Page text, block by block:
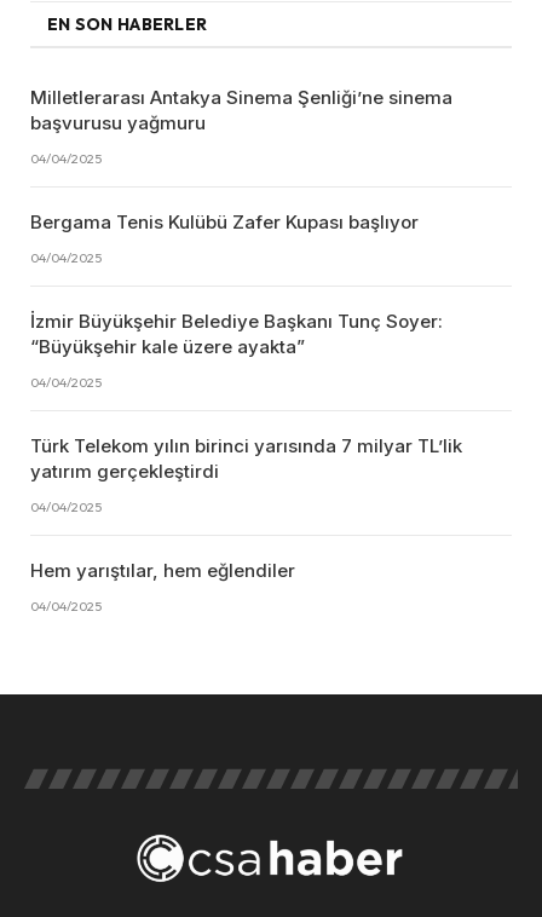
EN SON HABERLER
Milletlerarası Antakya Sinema Şenliği’ne sinema
başvurusu yağmuru
04/04/2025
Bergama Tenis Kulübü Zafer Kupası başlıyor
04/04/2025
İzmir Büyükşehir Belediye Başkanı Tunç Soyer:
“Büyükşehir kale üzere ayakta”
04/04/2025
Türk Telekom yılın birinci yarısında 7 milyar TL’lik
yatırım gerçekleştirdi
04/04/2025
Hem yarıştılar, hem eğlendiler
04/04/2025